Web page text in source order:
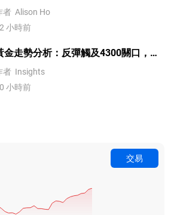
溫疊加央行購金，未來持續漲？
者 Alison Ho
小時前
金走勢分析：反彈觸及4300關口，
雙底」確立劍指這一目標！
者 Insights
小時前
交易